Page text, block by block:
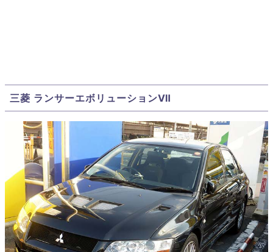
三菱 ランサーエボリューションⅦ